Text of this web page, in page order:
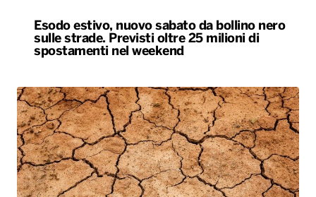
Esodo estivo, nuovo sabato da bollino nero
sulle strade. Previsti oltre 25 milioni di
spostamenti nel weekend